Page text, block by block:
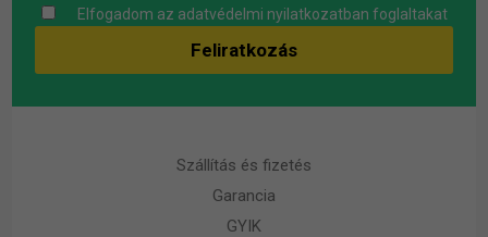
Elfogadom az adatvédelmi nyilatkozatban foglaltakat
Szállítás és fizetés
Garancia
GYIK